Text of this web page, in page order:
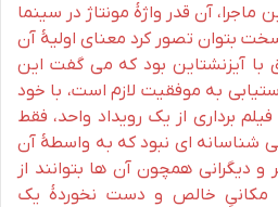
ماجرا، آن قدر واژۀ مونتاژ در سینما
بتوان تصور کرد معنای اولیۀ آن
با آیزنشتاین بود که می گفت این
به موفقیت لازم است، با خود
برداری از یک رویداد واحد، فقط
شناسانه ای نبود که به واسطۀ آن
و دیگرانی همچون آن ها بتوانند از
مکانیِ خالص و دست نخوردۀ یک